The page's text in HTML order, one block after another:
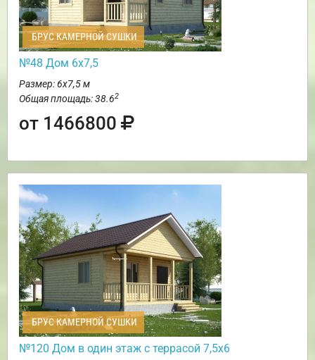
БРУС КАМЕРНОЙ СУШКИ
№48 Дом 6х7,5
Размер: 6х7,5 м
Общая площадь: 38.62
от 1466800
БРУС КАМЕРНОЙ СУШКИ
№120 Дом в один этаж с террасой 7,5х6